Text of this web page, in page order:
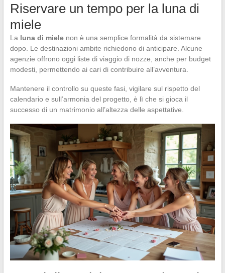
Riservare un tempo per la luna di
miele
La luna di mielenon è una semplice formalità da sistemare
dopo. Le destinazioni ambite richiedono di anticipare. Alcune
agenzie offrono oggi liste di viaggio di nozze, anche per budget
modesti, permettendo ai cari di contribuire all’avventura.
Mantenere il controllo su queste fasi, vigilare sul rispetto del
calendario e sull’armonia del progetto, è lì che si gioca il
successo di un matrimonio all’altezza delle aspettative.